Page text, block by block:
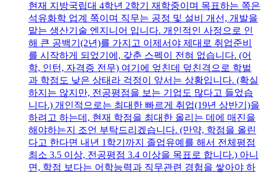
현재 지방국립대 4학년 2학기 재학중이며 목표하는 쪽은
석유화학 업계 쪽이며 직무는 공정 및 설비 개선, 개발을
맡는 생산기술 엔지니어 입니다. 개인적인 사정으로 인
해 큰 공백기(2년)를 가지고 이제서야 제대로 취업준비
를 시작하게 되었기에, 갖춘 스펙이 전혀 없습니다. (어
학, 인턴, 자격증 전무) 여기에 엎친데 덮친격으로 학벌
과 학점도 낮은 상태라 걱정이 앞서는 상황입니다. (확실
하지는 않지만, 전공평점을 보는 기업도 많다고 들었습
니다.) 개인적으로는 최대한 빠르게 취업(19년 상반기)을
하려고 하는데, 현재 학점을 최대한 올리는 데에 매진을
해야하는지 조언 부탁드리겠습니다. (만약, 학점을 올린
다고 한다면 내년 1학기까지 졸업유예를 해서 전체평점
최소 3.5 이상, 전공평점 3.4 이상을 목표로 합니다.) 아니
면, 학점 보다는 어학능력과 직무관련 경험을 쌓아야 하